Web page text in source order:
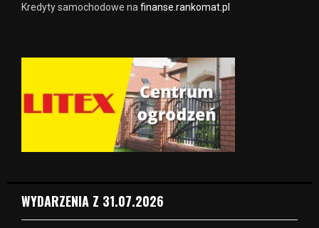
Kredyty samochodowe na finanse.rankomat.pl
WYDARZENIA Z 31.07.2026